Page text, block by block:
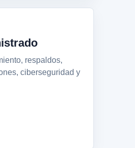
respaldos,
ciberseguridad y